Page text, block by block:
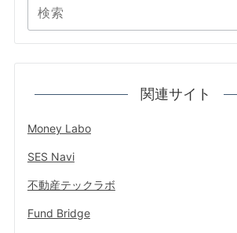
関連サイト
Money Labo
SES Navi
不動産テックラボ
Fund Bridge